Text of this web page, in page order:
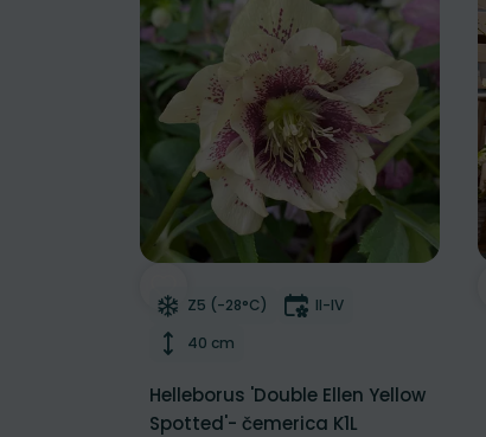
Odober do zoznamu želaní
Mrazuvzdornosť
Z5 (-28°C) Doba kvitnutia
II-IV
Výška rastliny
40 cm
Helleborus 'Double Ellen Yellow
Spotted'- čemerica K1L